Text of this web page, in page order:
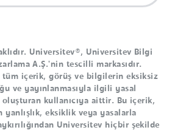
Universitev®, Universitev Bilgi
A.Ş.'nin tescilli markasıdır.
tüm içerik, görüş ve bilgilerin eksiksiz
ve yayınlanmasıyla ilgili yasal
kullanıcıya aittir. Bu içerik,
eksiklik veya yasalarla
Universitev hiçbir şekilde